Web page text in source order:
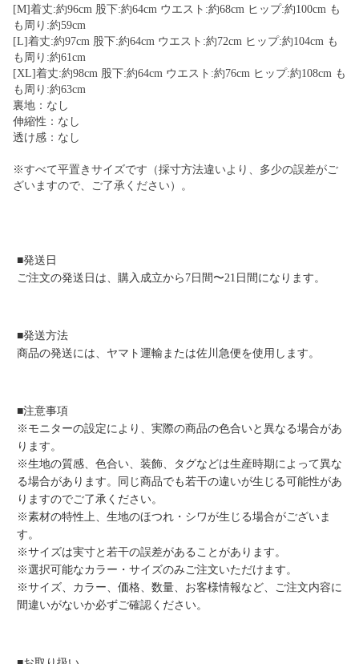
[M]着丈:約96cm 股下:約64cm ウエスト:約68cm ヒップ:約100cm も
も周り:約59cm
[L]着丈:約97cm 股下:約64cm ウエスト:約72cm ヒップ:約104cm も
も周り:約61cm
[XL]着丈:約98cm 股下:約64cm ウエスト:約76cm ヒップ:約108cm も
も周り:約63cm
裏地：なし
伸縮性：なし
透け感：なし
※すべて平置きサイズです（採寸方法違いより、多少の誤差がご
ざいますので、ご了承ください）。
■発送日
ご注文の発送日は、購入成立から7日間〜21日間になります。
■発送方法
商品の発送には、ヤマト運輸または佐川急便を使用します。
■注意事項
※モニターの設定により、実際の商品の色合いと異なる場合があ
ります。
※生地の質感、色合い、装飾、タグなどは生産時期によって異な
る場合があります。同じ商品でも若干の違いが生じる可能性があ
りますのでご了承ください。
※素材の特性上、生地のほつれ・シワが生じる場合がございま
す。
※サイズは実寸と若干の誤差があることがあります。
※選択可能なカラー・サイズのみご注文いただけます。
※サイズ、カラー、価格、数量、お客様情報など、ご注文内容に
間違いがないか必ずご確認ください。